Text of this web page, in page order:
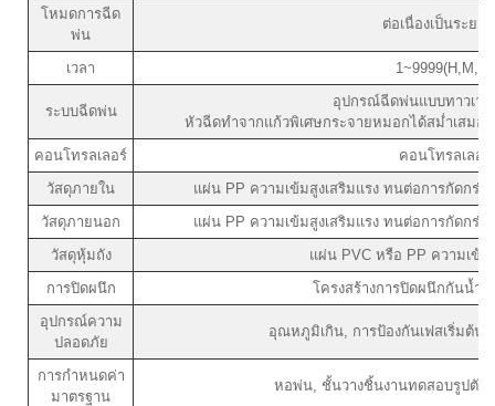
โหมดการฉีด
พ่น
ต่อเนื่องเป็นระยะ
เวลา
ระบบฉีดพ่น
อุปกรณ์ฉีดพ่นแบบทาวเว
หัวฉีดทำจากแก้วพิเศษกระจายหมอกได้สม่ำเสมอ
คอนโทรลเลอร์
คอนโทรลเลอ
วัสดุภายใน
แผ่น PP ความเข้มสูงเสริมแรง ทนต่อการกัดก
วัสดุภายนอก
แผ่น PP ความเข้มสูงเสริมแรง ทนต่อการกัดก
วัสดุหุ้มถัง
แผ่น PVC หรือ PP ความเข้
การปิดผนึก
โครงสร้างการปิดผนึกกันน้ำ
อุปกรณ์ความ
ปลอดภัย
อุณหภูมิเกิน, การป้องกันเฟสเริ่มต้น
การกำหนดค่า
มาตรฐาน
หอพ่น, ชั้นวางชิ้นงานทดสอบรูปตัว